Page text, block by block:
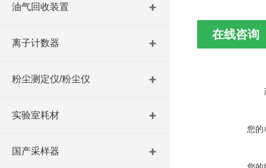
油气回收装置
离子计数器
粉尘测定仪/粉尘仪
实验室耗材
国产采样器
在线咨询
您的